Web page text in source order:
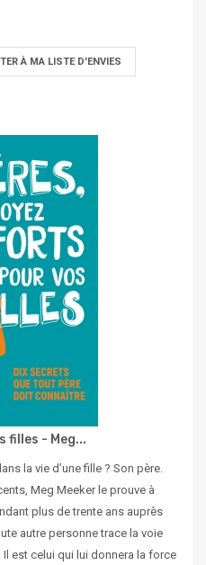
À MA LISTE D'ENVIES
filles - Meg...
la vie d’une fille ? Son père.
Meg Meeker le prouve à
plus de trente ans auprès
autre personne trace la voie
est celui qui lui donnera la force